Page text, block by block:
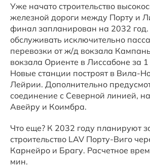
Уже начато строительство
железной дороги между Порту и
финал запланирован на 2032 год.
обслуживать исключительно
перевозки от ж/д вокзала
вокзала Ориенте в Лиссабоне за
Новые станции построят в Вила-
Лейрии. Дополнительно
соединение с Северной линией,
Авейру и Коимбра.
Что еще? К 2032 году планируют
строительство LAV Порту-Виго
Карнейро и Брагу. Расчетное
мин.